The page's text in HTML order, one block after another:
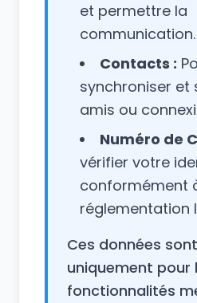
et permettre la
communication.
Contacts :
synchroniser et
amis ou
Numéro de
vérifier votre
conformément
réglementation
Ces données
uniquement pour
fonctionnalités